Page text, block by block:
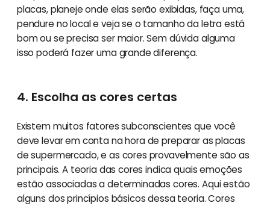
placas, planeje onde elas serão exibidas, faça uma,
pendure no local e veja se o tamanho da letra está
bom ou se precisa ser maior. Sem dúvida alguma
isso poderá fazer uma grande diferença.
4. Escolha as cores certas
Existem muitos fatores subconscientes que você
deve levar em conta na hora de preparar as placas
de supermercado, e as cores provavelmente são as
principais. A teoria das cores indica quais emoções
estão associadas a determinadas cores. Aqui estão
alguns dos princípios básicos dessa teoria. Cores